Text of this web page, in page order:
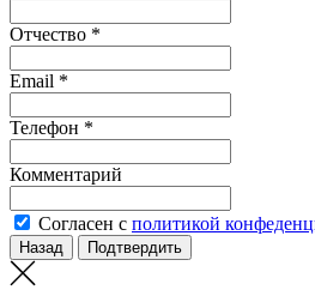
Отчество *
Email *
Телефон *
Комментарий
Согласен с политикой
Назад Подтвердить